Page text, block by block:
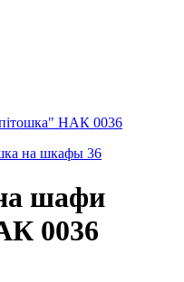
НАК 0036
шафи
0036